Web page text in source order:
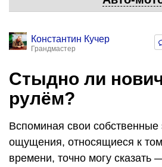
Константин Кучер
Грандмастер
Стыдно ли
рулём?
Вспоминая свои собственные
ощущения, относящиеся к
времени, точно могу сказать